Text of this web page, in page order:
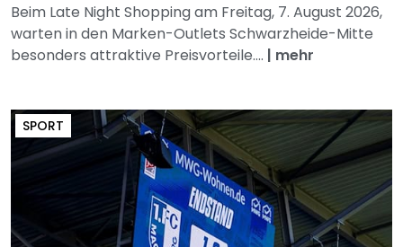
Beim Late Night Shopping am Freitag, 7. August 2026,
warten in den Marken-Outlets Schwarzheide-Mitte
besonders attraktive Preisvorteile.... | mehr
SPORT